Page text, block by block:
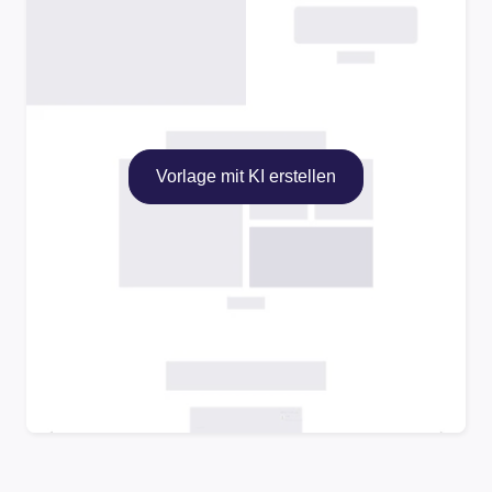
Vorlage mit KI erstellen